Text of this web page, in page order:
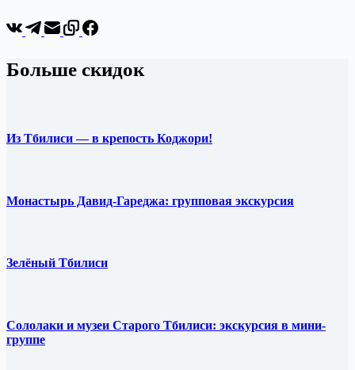
Больше скидок
Из Тбилиси — в крепость Коджори!
Монастырь Давид-Гареджа: групповая экскурсия
Зелёный Тбилиси
Сололаки и музеи Старого Тбилиси: экскурсия в мини-
группе